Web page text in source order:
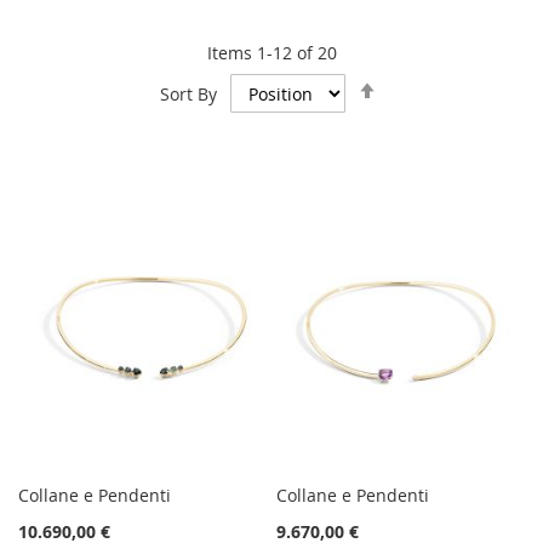
Items 1-12of20
Sort By
Collane e Pendenti
10.690,00 €
Collane e Pendenti
9.670,00 €